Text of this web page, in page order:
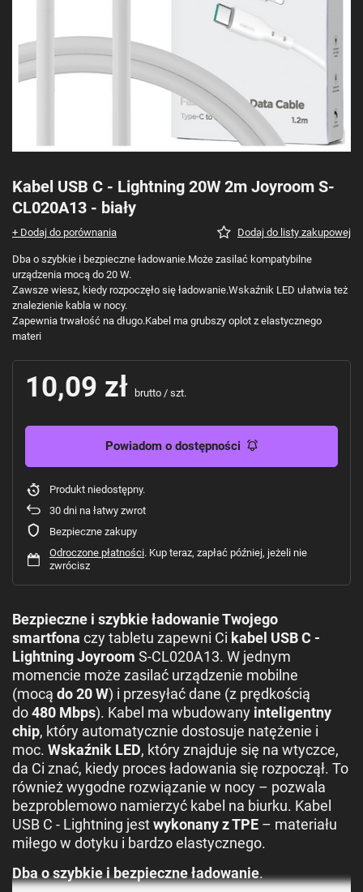
Kabel USB C - Lightning 20W 2m Joyroom S-
CL020A13 - biały
+ Dodaj do porównania Dodaj do listy zakupowej
Dba o szybkie i bezpieczne ładowanie.Może zasilać kompatybilne
urządzenia mocą do 20 W.
Zawsze wiesz, kiedy rozpoczęło się ładowanie.Wskaźnik LED ułatwia też
znalezienie kabla w nocy.
Zapewnia trwałość na długo.Kabel ma grubszy oplot z elastycznego
materi
10,09 zł brutto / szt.
Powiadom o dostępności
Produkt niedostępny
30 dni na łatwy zwrot
Bezpieczne zakupy
Odroczone płatności. Kup teraz, zapłać później, jeżeli nie
zwrócisz
Bezpieczne i szybkie ładowanie Twojego
smartfona czy tabletu zapewni Ci kabel USB C -
Lightning Joyroom S-CL020A13. W jednym
momencie może zasilać urządzenie mobilne
(mocą do 20 W) i przesyłać dane (z prędkością
do480 Mbps). Kabel ma wbudowany inteligentny
chip, który automatycznie dostosuje natężenie i
moc. Wskaźnik LED, który znajduje się na wtyczce,
da Ci znać, kiedy proces ładowania się rozpoczął. To
również wygodne rozwiązanie w nocy – pozwala
bezproblemowo namierzyć kabel na biurku. Kabel
USB C - Lightning jestwykonany z TPE – materiału
miłego w dotyku i bardzo elastycznego.
Dba o szybkie i bezpieczne ładowanie.